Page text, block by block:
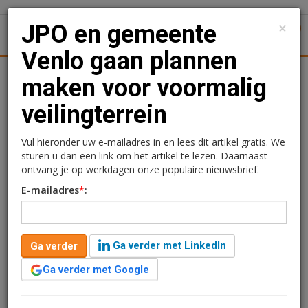
Uitgelicht Achtergronden Woningmarkt
JPO en gemeente Venlo
gaan plannen maken voor
voormalig veilingterrein
Projectontwikkelaar JPO, de gemeente Venlo en andere
stakeholders gaan plannen maken voor de
herontwikkeling van het voormalige veilingterrein in
×
JPO en gemeente
Venlo gaan plannen
maken voor voormalig
veilingterrein
Vul hieronder uw e-mailadres in en lees dit artikel gratis. We
sturen u dan een link om het artikel te lezen. Daarnaast
ontvang je op werkdagen onze populaire nieuwsbrief.
E-mailadres*:
Ga verder
Ga verder met LinkedIn
Ga verder met Google